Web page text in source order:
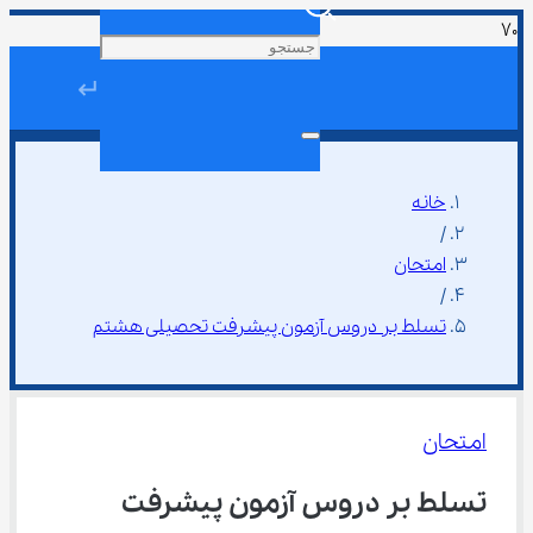
↵
خانه
/
امتحان
/
تسلط بر دروس آزمون پیشرفت تحصیلی هشتم
امتحان
تسلط بر دروس آزمون پیشرفت